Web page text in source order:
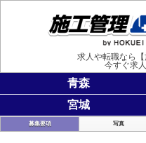
求人や転職なら【
今すぐ求
青森
宮城
募集要項 写真